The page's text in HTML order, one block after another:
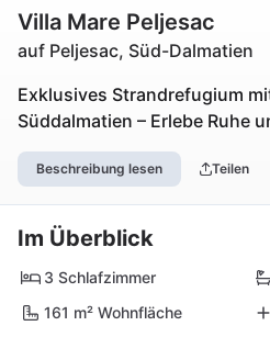
Villa Mare Peljesac
auf Peljesac, Süd-Dalmatien
Exklusives Strandrefugium
Süddalmatien – Erlebe Ruhe
Beschreibung lesen Teilen
Im Überblick
3 Schlafzimmer
161 m² Wohnfläche